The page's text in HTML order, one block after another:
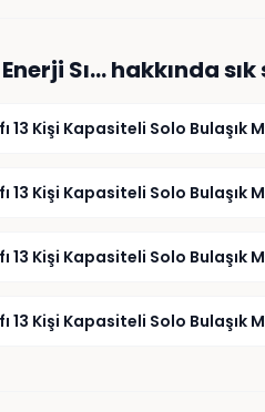
Sı…hakkında
13 Kişi Kapasiteli Solo
13 Kişi Kapasiteli Solo Bulaşık
13 Kişi Kapasiteli Solo
13 Kişi Kapasiteli Solo